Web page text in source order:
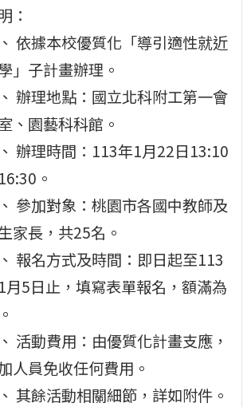
：
依據本校優質化「導引適性就近
」子計畫辦理。
辦理地點：國立北科附工第一會
、園藝科科館。
辦理時間：113年1月22日13:10
。
參加對象：桃園市各國中教師及
家長，共25名。
報名方式及時間：即日起至113
月5日止，填寫表單報名，額滿為
活動費用：由優質化計畫支應，
人員免收任何費用。
其餘活動相關細節，詳如附件。